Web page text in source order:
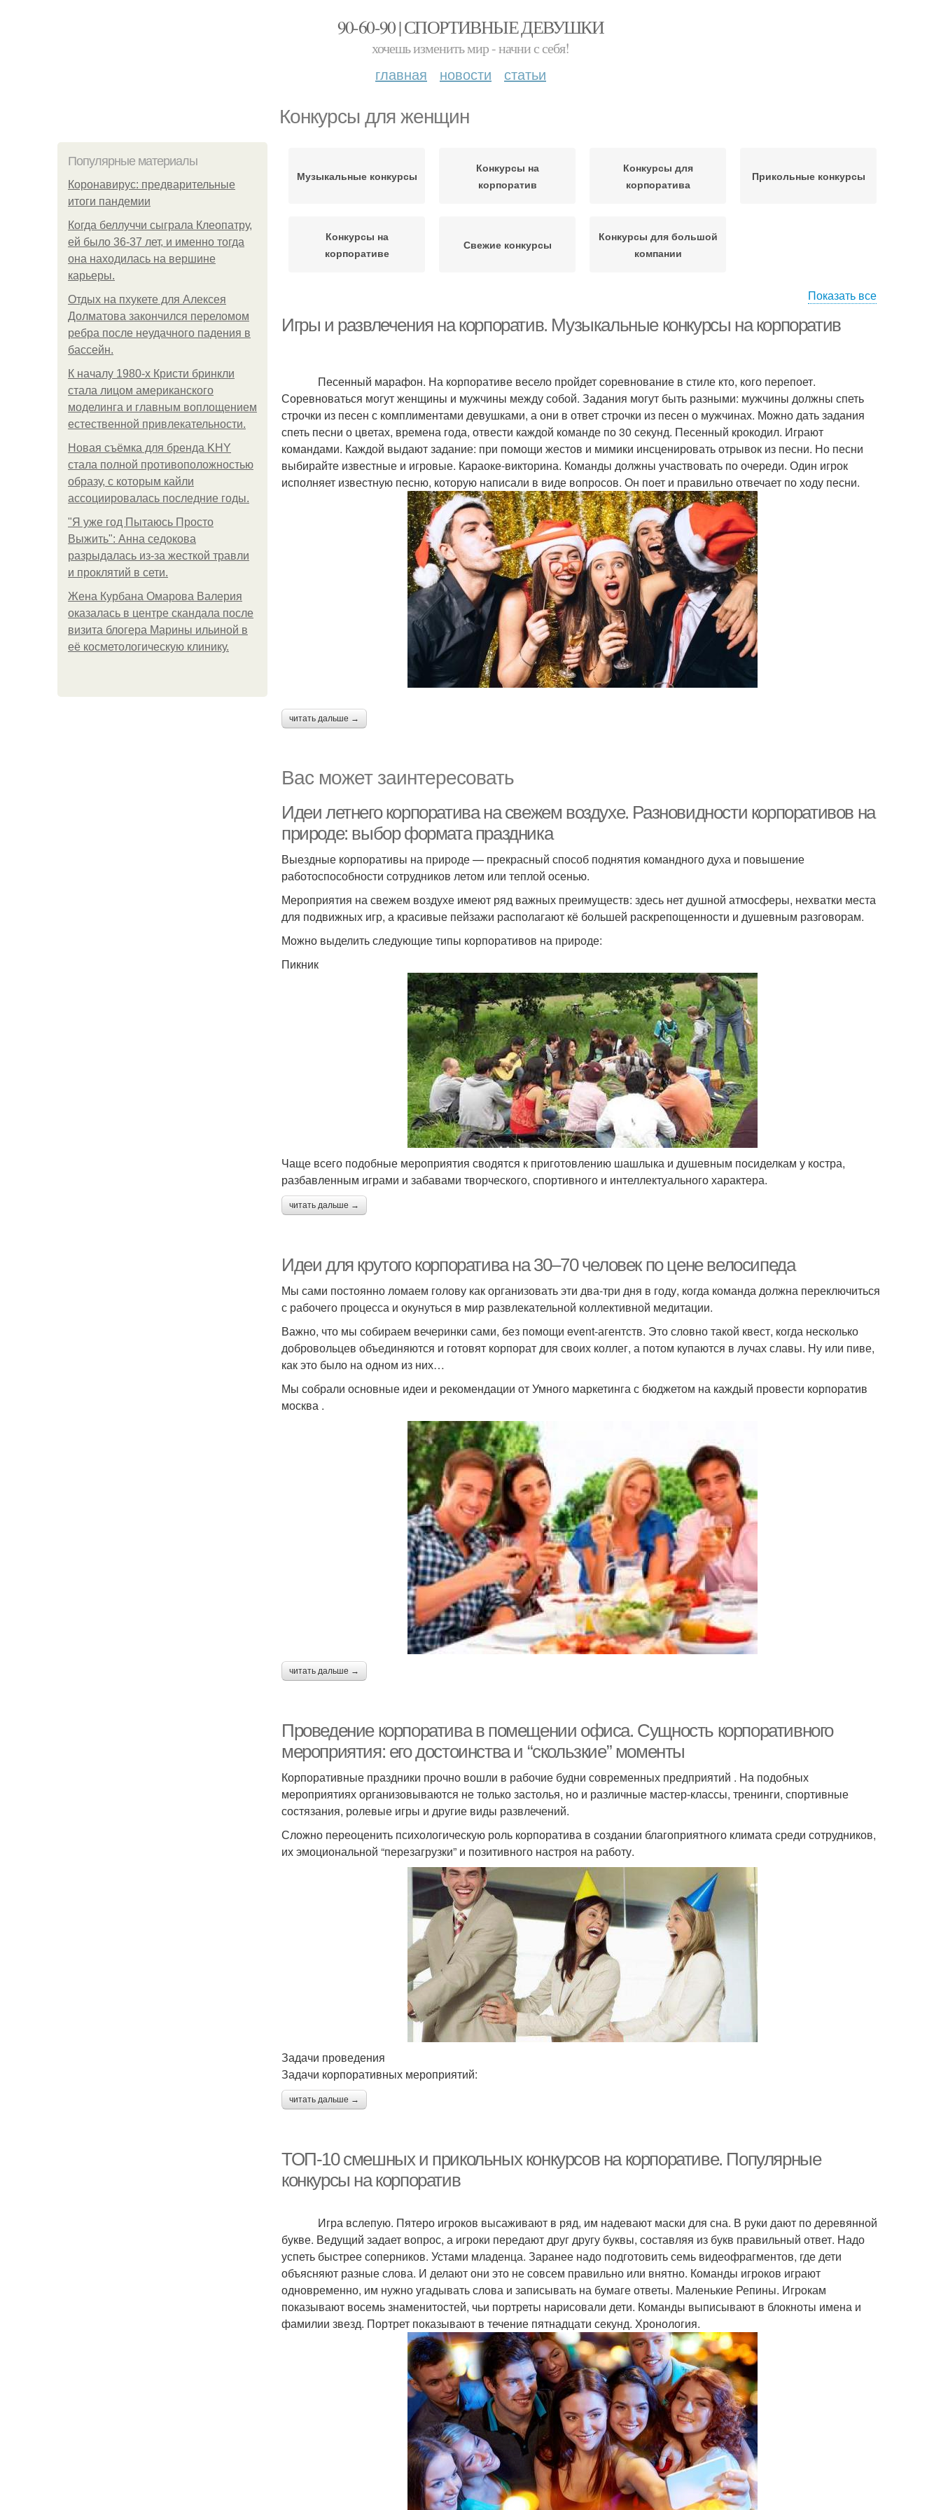
90-60-90 | СПОРТИВНЫЕ ДЕВУШКИ
хочешь изменить мир - начни с себя!
главная новости статьи
Конкурсы для женщин
Популярные материалы
Коронавирус: предварительные
итоги пандемии
Когда беллуччи сыграла Клеопатру,
ей было 36-37 лет, и именно тогда
она находилась на вершине
карьеры.
Отдых на пхукете для Алексея
Долматова закончился переломом
ребра после неудачного падения в
бассейн.
К началу 1980-х Кристи бринкли
стала лицом американского
моделинга и главным воплощением
естественной привлекательности.
Новая съёмка для бренда KHY
стала полной противоположностью
образу, с которым кайли
ассоциировалась последние годы.
"Я уже год Пытаюсь Просто
Выжить": Анна седокова
разрыдалась из-за жесткой травли
и проклятий в сети.
Жена Курбана Омарова Валерия
оказалась в центре скандала после
визита блогера Марины ильиной в
её косметологическую клинику.
Музыкальные конкурсы
Конкурсы на
корпоратив
Конкурсы для
корпоратива
Прикольные конкурсы
Конкурсы на
корпоративе
Свежие конкурсы
Конкурсы для большой
компании
Показать все
Игры и развлечения на корпоратив. Музыкальные конкурсы на корпоратив
Песенный марафон. На корпоративе весело пройдет соревнование в стиле кто, кого перепоет.
Соревноваться могут женщины и мужчины между собой. Задания могут быть разными: мужчины должны спеть
строчки из песен с комплиментами девушками, а они в ответ строчки из песен о мужчинах. Можно дать задания
спеть песни о цветах, времена года, отвести каждой команде по 30 секунд. Песенный крокодил. Играют
командами. Каждой выдают задание: при помощи жестов и мимики инсценировать отрывок из песни. Но песни
выбирайте известные и игровые. Караоке-викторина. Команды должны участвовать по очереди. Один игрок
исполняет известную песню, которую написали в виде вопросов. Он поет и правильно отвечает по ходу песни.
читать дальше →
Вас может заинтересовать
Идеи летнего корпоратива на свежем воздухе. Разновидности корпоративов на
природе: выбор формата праздника
Выездные корпоративы на природе — прекрасный способ поднятия командного духа и повышение
работоспособности сотрудников летом или теплой осенью.
Мероприятия на свежем воздухе имеют ряд важных преимуществ: здесь нет душной атмосферы, нехватки места
для подвижных игр, а красивые пейзажи располагают кё большей раскрепощенности и душевным разговорам.
Можно выделить следующие типы корпоративов на природе:
Пикник
Чаще всего подобные мероприятия сводятся к приготовлению шашлыка и душевным посиделкам у костра,
разбавленным играми и забавами творческого, спортивного и интеллектуального характера.
читать дальше →
Идеи для крутого корпоратива на 30–70 человек по цене велосипеда
Мы сами постоянно ломаем голову как организовать эти два-три дня в году, когда команда должна переключиться
с рабочего процесса и окунуться в мир развлекательной коллективной медитации.
Важно, что мы собираем вечеринки сами, без помощи event-агентств. Это словно такой квест, когда несколько
добровольцев объединяются и готовят корпорат для своих коллег, а потом купаются в лучах славы. Ну или пиве,
как это было на одном из них…
Мы собрали основные идеи и рекомендации от Умного маркетинга с бюджетом на каждый провести корпоратив
москва .
читать дальше →
Проведение корпоратива в помещении офиса. Сущность корпоративного
мероприятия: его достоинства и “скользкие” моменты
Корпоративные праздники прочно вошли в рабочие будни современных предприятий . На подобных
мероприятиях организовываются не только застолья, но и различные мастер-классы, тренинги, спортивные
состязания, ролевые игры и другие виды развлечений.
Сложно переоценить психологическую роль корпоратива в создании благоприятного климата среди сотрудников,
их эмоциональной “перезагрузки” и позитивного настроя на работу.
Задачи проведения
Задачи корпоративных мероприятий:
читать дальше →
ТОП-10 смешных и прикольных конкурсов на корпоративе. Популярные
конкурсы на корпоратив
Игра вслепую. Пятеро игроков высаживают в ряд, им надевают маски для сна. В руки дают по деревянной
букве. Ведущий задает вопрос, а игроки передают друг другу буквы, составляя из букв правильный ответ. Надо
успеть быстрее соперников. Устами младенца. Заранее надо подготовить семь видеофрагментов, где дети
объясняют разные слова. И делают они это не совсем правильно или внятно. Команды игроков играют
одновременно, им нужно угадывать слова и записывать на бумаге ответы. Маленькие Репины. Игрокам
показывают восемь знаменитостей, чьи портреты нарисовали дети. Команды выписывают в блокноты имена и
фамилии звезд. Портрет показывают в течение пятнадцати секунд. Хронология.